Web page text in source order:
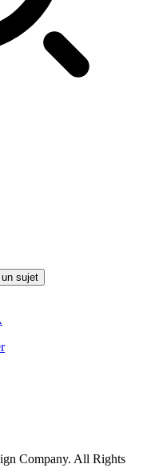
Company. All Rights